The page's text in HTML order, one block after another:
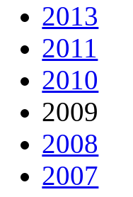
2013
2011
2010
2009
2008
2007